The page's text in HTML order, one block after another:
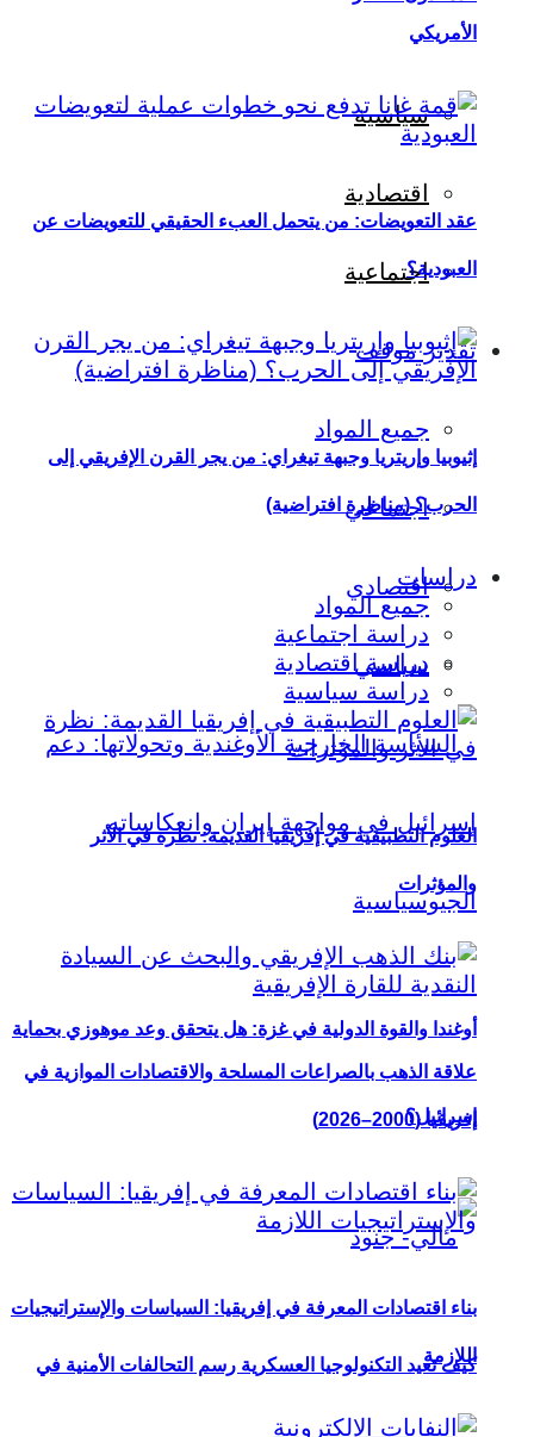
سياسية
اقتصادية
اجتماعية
تقدير موقف
جميع المواد
اجتماعي
اقتصادي
سياسي
أوغندا والقوة الدولية في غزة: هل يتحقق وعد موهوزي بحماية
إسرائيل؟
كيف تعيد التكنولوجيا العسكرية رسم التحالفات الأمنية في
الأمريكي
عقد التعويضات: من يتحمل العبء الحقيقي للتعويضات عن
العبودية؟
إثيوبيا وإريتريا وجبهة تيغراي: من يجر القرن الإفريقي إلى
الحرب؟ (مناظرة افتراضية)
دراسات
جميع المواد
دراسة اجتماعية
دراسة اقتصادية
دراسة سياسية
العلوم التطبيقية في إفريقيا القديمة: نظرة في الأثر
والمؤثرات
علاقة الذهب بالصراعات المسلحة والاقتصادات الموازية في
إفريقيا (2000–2026)
بناء اقتصادات المعرفة في إفريقيا: السياسات والإستراتيجيات
اللازمة